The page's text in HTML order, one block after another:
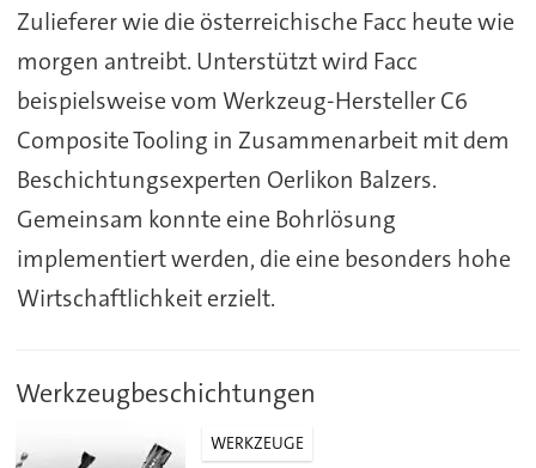
Zulieferer wie die österreichische Facc heute wie
morgen antreibt. Unterstützt wird Facc
beispielsweise vom Werkzeug-Hersteller C6
Composite Tooling in Zusammenarbeit mit dem
Beschichtungsexperten Oerlikon Balzers.
Gemeinsam konnte eine Bohrlösung
implementiert werden, die eine besonders hohe
Wirtschaftlichkeit erzielt.
Werkzeugbeschichtungen
WERKZEUGE